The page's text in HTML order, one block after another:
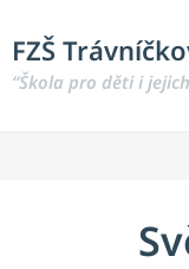
FZŠ
“Škola pro děti i